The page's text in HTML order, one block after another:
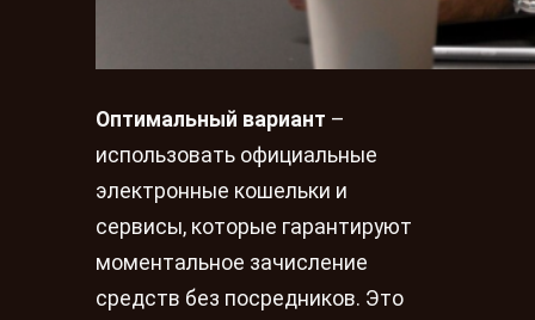
Оптимальный вариант –
использовать официальные
электронные кошельки и
сервисы, которые гарантируют
моментальное зачисление
средств без посредников. Это